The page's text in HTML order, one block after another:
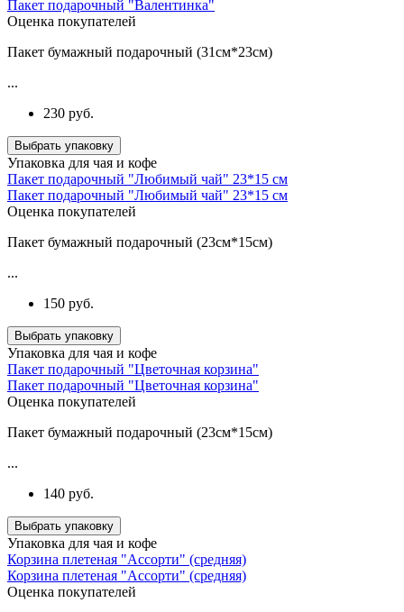
Пакет подарочный "Валентинка"
Оценка покупателей
Пакет бумажный подарочный (31см*23см)
...
230 руб.
Выбрать упаковку
Упаковка для чая и кофе
Пакет подарочный "Любимый чай" 23*15 см
Пакет подарочный "Любимый чай" 23*15 см
Оценка покупателей
Пакет бумажный подарочный (23см*15см)
...
150 руб.
Выбрать упаковку
Упаковка для чая и кофе
Пакет подарочный "Цветочная корзина"
Пакет подарочный "Цветочная корзина"
Оценка покупателей
Пакет бумажный подарочный (23см*15см)
...
140 руб.
Выбрать упаковку
Упаковка для чая и кофе
Корзина плетеная "Ассорти" (средняя)
Корзина плетеная "Ассорти" (средняя)
Оценка покупателей